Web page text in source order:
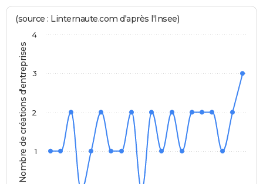
Nombre de créations d'entreprises
(source : Linternaute.com d'après l'Insee)
1
2
3
4